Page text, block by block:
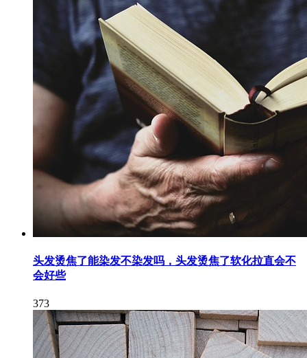
头发烫焦了能染发不染发吗，头发烫焦了软化拉直会不
会好些
373